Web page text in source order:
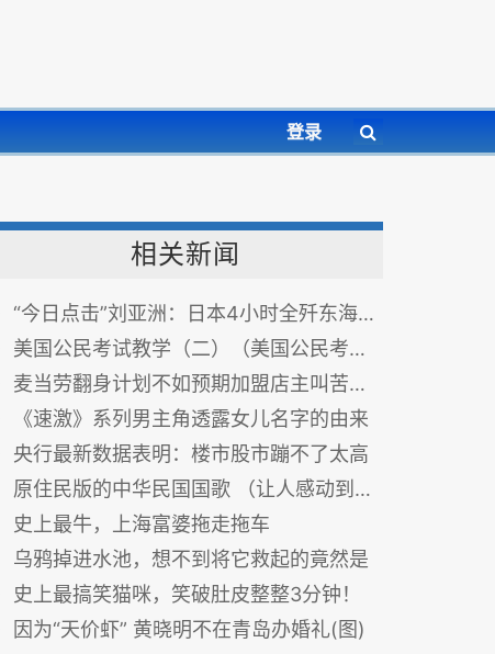
登录
相关新闻
“今日点击”刘亚洲：日本4小时全歼东海舰队中共有3大军事危机
美国公民考试教学（二）（美国公民考试教学-2）
麦当劳翻身计划不如预期加盟店主叫苦连天
《速激》系列男主角透露女儿名字的由来
央行最新数据表明：楼市股市蹦不了太高
原住民版的中华民国国歌 （让人感动到喷泪）
史上最牛，上海富婆拖走拖车
乌鸦掉进水池，想不到将它救起的竟然是
史上最搞笑猫咪，笑破肚皮整整3分钟！
因为“天价虾” 黄晓明不在青岛办婚礼(图)